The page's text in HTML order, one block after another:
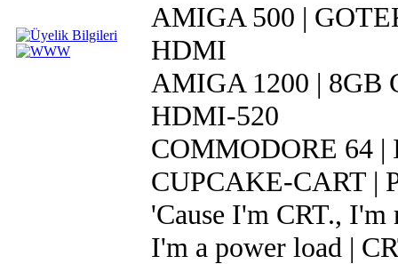
AMIGA 500 |
HDMI
AMIGA 1200 | 8GB
HDMI-520
COMMODORE 64 |
CUPCAKE-CART |
'Cause I'm CRT.,
I'm a power load |